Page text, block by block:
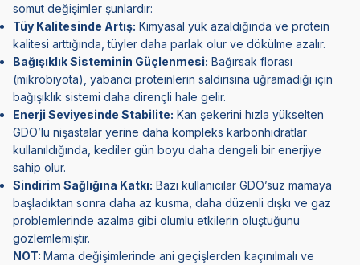
somut değişimler şunlardır:
Tüy Kalitesinde Artış: Kimyasal yük azaldığında ve protein
kalitesi arttığında, tüyler daha parlak olur ve dökülme azalır.
Bağışıklık Sisteminin Güçlenmesi: Bağırsak florası
(mikrobiyota), yabancı proteinlerin saldırısına uğramadığı için
bağışıklık sistemi daha dirençli hale gelir.
Enerji Seviyesinde Stabilite: Kan şekerini hızla yükselten
GDO’lu nişastalar yerine daha kompleks karbonhidratlar
kullanıldığında, kediler gün boyu daha dengeli bir enerjiye
sahip olur.
Sindirim Sağlığına Katkı: Bazı kullanıcılar GDO’suz mamaya
başladıktan sonra daha az kusma, daha düzenli dışkı ve gaz
problemlerinde azalma gibi olumlu etkilerin oluştuğunu
gözlemlemiştir.
NOT: Mama değişimlerinde ani geçişlerden kaçınılmalı ve